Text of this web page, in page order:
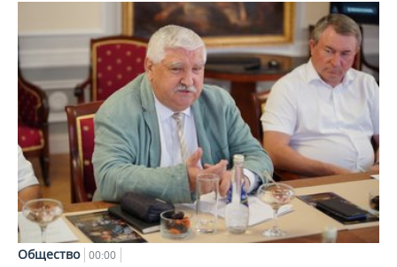
Общество 00:00